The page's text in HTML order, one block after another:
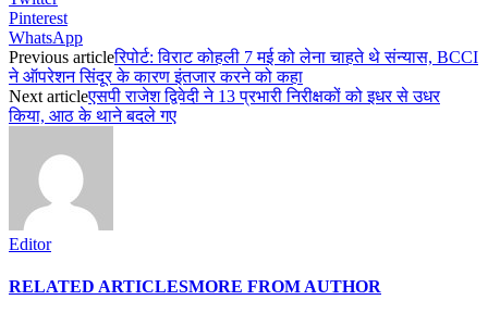
Pinterest
WhatsApp
Previous articleरिपोर्ट: विराट कोहली 7 मई को लेना चाहते थे संन्‍यास, BCCI
ने ऑपरेशन सिंदूर के कारण इंतजार करने को कहा
Next articleएसपी राजेश द्विवेदी ने 13 प्रभारी निरीक्षकों को इधर से उधर
किया, आठ के थाने बदले गए
Editor
RELATED ARTICLESMORE FROM AUTHOR